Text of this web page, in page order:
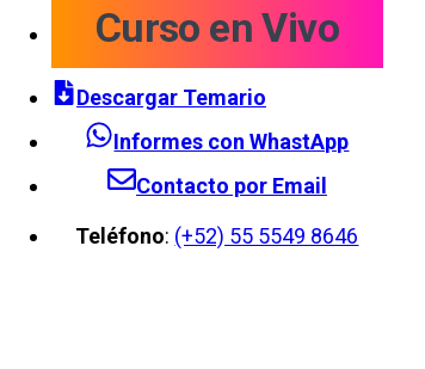
Curso en Vivo
Descargar Temario
Informes con WhastApp
Contacto por Email
Teléfono: (+52) 55 5549 8646